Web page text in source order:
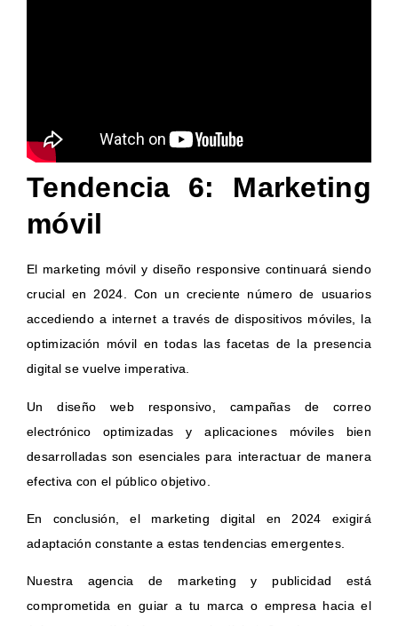
Tendencia 6: Marketing
móvil
El marketing móvil y diseño responsive continuará siendo
crucial en 2024. Con un creciente número de usuarios
accediendo a internet a través de dispositivos móviles, la
optimización móvil en todas las facetas de la presencia
digital se vuelve imperativa.
Un diseño web responsivo, campañas de correo
electrónico optimizadas y aplicaciones móviles bien
desarrolladas son esenciales para interactuar de manera
efectiva con el público objetivo.
En conclusión, el marketing digital en 2024 exigirá
adaptación constante a estas tendencias emergentes.
Nuestra agencia de marketing y publicidad está
comprometida en guiar a tu marca o empresa hacia el